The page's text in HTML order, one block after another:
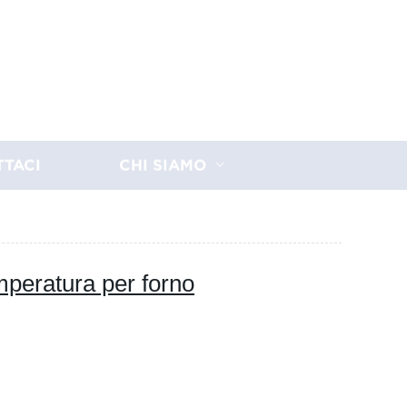
CHI SIAMO
per forno